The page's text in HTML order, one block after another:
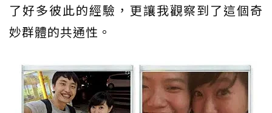
了好多彼此的經驗，更讓我觀察到了這個奇
妙群體的共通性。